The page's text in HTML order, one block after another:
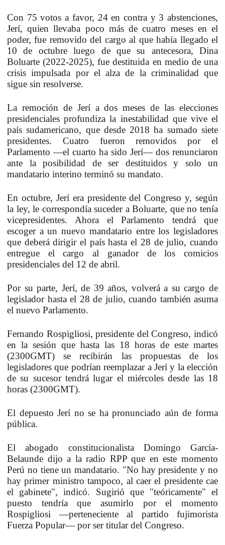
Con 75 votos a favor, 24 en contra y 3 abstenciones,
Jerí, quien llevaba poco más de cuatro meses en el
poder, fue removido del cargo al que había llegado el
10 de octubre luego de que su antecesora, Dina
Boluarte (2022-2025), fue destituida en medio de una
crisis impulsada por el alza de la criminalidad que
sigue sin resolverse.
La remoción de Jerí a dos meses de las elecciones
presidenciales profundiza la inestabilidad que vive el
país sudamericano, que desde 2018 ha sumado siete
presidentes. Cuatro fueron removidos por el
Parlamento —el cuarto ha sido Jerí— dos renunciaron
ante la posibilidad de ser destituidos y solo un
mandatario interino terminó su mandato.
En octubre, Jerí era presidente del Congreso y, según
la ley, le correspondía suceder a Boluarte, que no tenía
vicepresidentes. Ahora el Parlamento tendrá que
escoger a un nuevo mandatario entre los legisladores
que deberá dirigir el país hasta el 28 de julio, cuando
entregue el cargo al ganador de los comicios
presidenciales del 12 de abril.
Por su parte, Jerí, de 39 años, volverá a su cargo de
legislador hasta el 28 de julio, cuando también asuma
el nuevo Parlamento.
Fernando Rospigliosi, presidente del Congreso, indicó
en la sesión que hasta las 18 horas de este martes
(2300GMT) se recibirán las propuestas de los
legisladores que podrían reemplazar a Jerí y la elección
de su sucesor tendrá lugar el miércoles desde las 18
horas (2300GMT).
El depuesto Jerí no se ha pronunciado aún de forma
pública.
El abogado constitucionalista Domingo García-
Belaunde dijo a la radio RPP que en este momento
Perú no tiene un mandatario. "No hay presidente y no
hay primer ministro tampoco, al caer el presidente cae
el gabinete", indicó. Sugirió que "teóricamente" el
puesto tendría que asumirlo por el momento
Rospigliosi —perteneciente al partido fujimorista
Fuerza Popular— por ser titular del Congreso.